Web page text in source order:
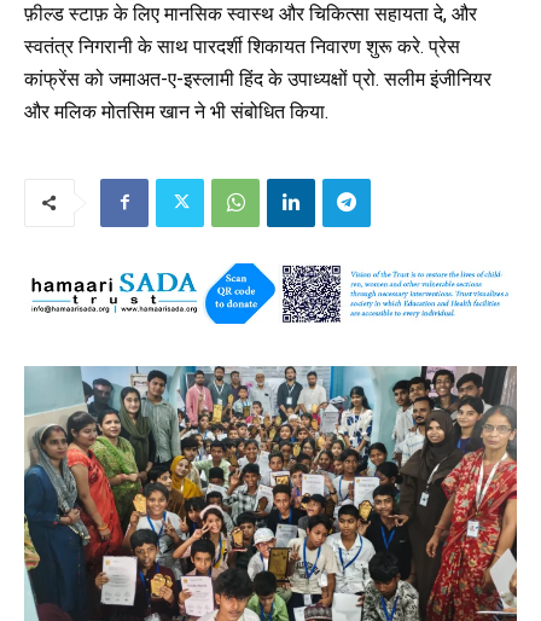
फ़ील्ड स्टाफ़ के लिए मानसिक स्वास्थ और चिकित्सा सहायता दे, और
स्वतंत्र निगरानी के साथ पारदर्शी शिकायत निवारण शुरू करे. प्रेस
कांफ्रेंस को जमाअत-ए-इस्लामी हिंद के उपाध्यक्षों प्रो. सलीम इंजीनियर
और मलिक मोतसिम खान ने भी संबोधित किया.